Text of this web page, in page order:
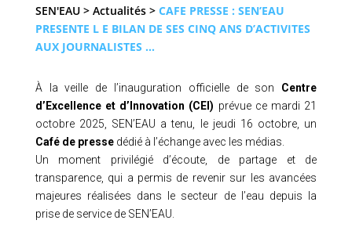
SEN'EAU> Actualités> CAFE PRESSE : SEN’EAU
PRESENTE L E BILAN DE SES CINQ ANS D’ACTIVITES
AUX JOURNALISTES …
À la veille de l’inauguration officielle de son Centre
d’Excellence et d’Innovation (CEI) prévue ce mardi 21
octobre 2025, SEN’EAU a tenu, le jeudi 16 octobre, un
Café de pressedédié à l’échange avec les médias.
Un moment privilégié d’écoute, de partage et de
transparence, qui a permis de revenir sur les avancées
majeures réalisées dans le secteur de l’eau depuis la
prise de service de SEN’EAU.